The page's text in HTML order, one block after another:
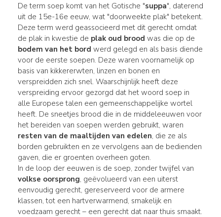
De term soep komt van het Gotische "suppa", daterend
uit de 15e-16e eeuw, wat "doorweekte plak" betekent.
Deze term werd geassocieerd met dit gerecht omdat
de plak in kwestie de plak oud brood was die op de
bodem van het bord werd gelegd en als basis diende
voor de eerste soepen. Deze waren voornamelijk op
basis van kikkererwten, linzen en bonen en
verspreidden zich snel. Waarschijnlijk heeft deze
verspreiding ervoor gezorgd dat het woord soep in
alle Europese talen een gemeenschappelijke wortel
heeft. De sneetjes brood die in de middeleeuwen voor
het bereiden van soepen werden gebruikt, waren
resten van de maaltijden van edelen, die ze als
borden gebruikten en ze vervolgens aan de bedienden
gaven, die er groenten overheen goten.
In de loop der eeuwen is de soep, zonder twijfel van
volkse oorsprong, geëvolueerd van een uiterst
eenvoudig gerecht, gereserveerd voor de armere
klassen, tot een hartverwarmend, smakelijk en
voedzaam gerecht – een gerecht dat naar thuis smaakt.